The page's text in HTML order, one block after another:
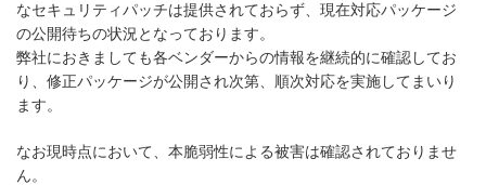
なセキュリティパッチは提供されておらず、現在対応パッケージ
の公開待ちの状況となっております。
弊社におきましても各ベンダーからの情報を継続的に確認してお
り、修正パッケージが公開され次第、順次対応を実施してまいり
ます。
なお現時点において、本脆弱性による被害は確認されておりませ
ん。